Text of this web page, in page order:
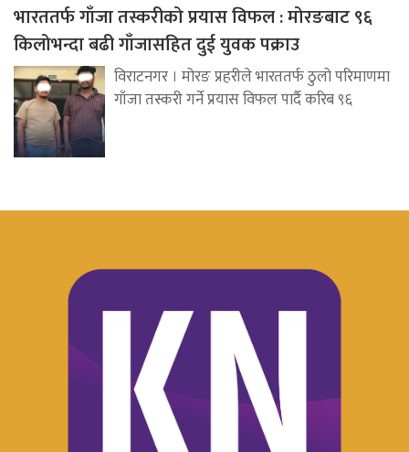
भारततर्फ गाँजा तस्करीको प्रयास विफल : मोरङबाट ९६
किलोभन्दा बढी गाँजासहित दुई युवक पक्राउ
विराटनगर । मोरङ प्रहरीले भारततर्फ ठुलो परिमाणमा
गाँजा तस्करी गर्ने प्रयास विफल पार्दै करिब ९६